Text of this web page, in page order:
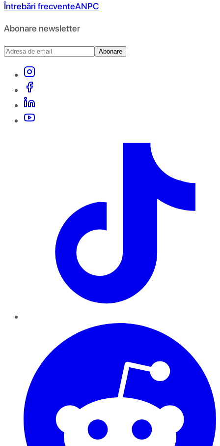
Întrebări frecventeANPC
Abonare newsletter
Abonare